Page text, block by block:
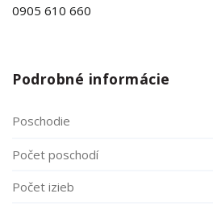
0905 610 660
Podrobné informácie
Poschodie
Počet poschodí
Počet izieb